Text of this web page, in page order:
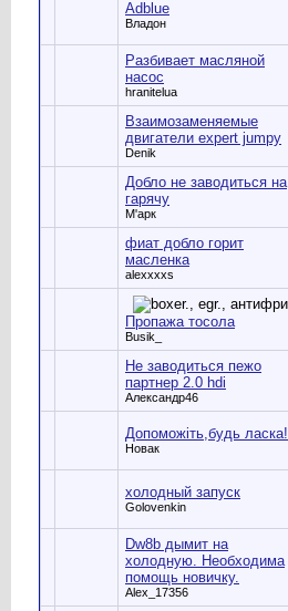
Adblue
Владон
Разбивает масляной
насос
hranitelua
Взаимозаменяемые
двигатели expert jumpy
Denik
Добло не заводиться на
гарячу
М'арк
фиат добло горит
масленка
alexxxxs
Пропажа тосола
Busik_
Не заводиться пежо
партнер 2.0 hdi
Александр46
Допоможіть,будь ласка!
Новак
холодный запуск
Golovenkin
Dw8b дымит на
холодную. Необходима
помощь новичку.
Alex_17356